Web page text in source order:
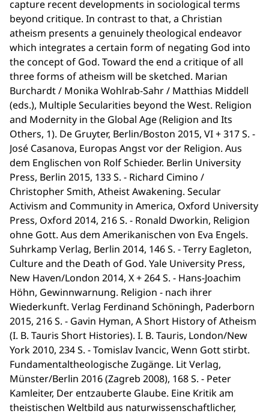
capture recent developments in sociological terms
beyond critique. In contrast to that, a Christian
atheism presents a genuinely theological endeavor
which integrates a certain form of negating God into
the concept of God. Toward the end a critique of all
three forms of atheism will be sketched. Marian
Burchardt / Monika Wohlrab-Sahr / Matthias Middell
(eds.), Multiple Secularities beyond the West. Religion
and Modernity in the Global Age (Religion and Its
Others, 1). De Gruyter, Berlin/Boston 2015, VI + 317 S. -
José Casanova, Europas Angst vor der Religion. Aus
dem Englischen von Rolf Schieder. Berlin University
Press, Berlin 2015, 133 S. - Richard Cimino /
Christopher Smith, Atheist Awakening. Secular
Activism and Community in America, Oxford University
Press, Oxford 2014, 216 S. - Ronald Dworkin, Religion
ohne Gott. Aus dem Amerikanischen von Eva Engels.
Suhrkamp Verlag, Berlin 2014, 146 S. - Terry Eagleton,
Culture and the Death of God. Yale University Press,
New Haven/London 2014, X + 264 S. - Hans-Joachim
Höhn, Gewinnwarnung. Religion - nach ihrer
Wiederkunft. Verlag Ferdinand Schöningh, Paderborn
2015, 216 S. - Gavin Hyman, A Short History of Atheism
(I. B. Tauris Short Histories). I. B. Tauris, London/New
York 2010, 234 S. - Tomislav Ivancic, Wenn Gott stirbt.
Fundamentaltheologische Zugänge. Lit Verlag,
Münster/Berlin 2016 (Zagreb 2008), 168 S. - Peter
Kamleiter, Der entzauberte Glaube. Eine Kritik am
theistischen Weltbild aus naturwissenschaftlicher,